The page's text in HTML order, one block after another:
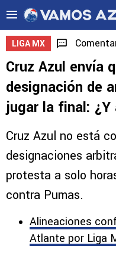
LIGA MX
Cruz Azul envía
designación de
jugar la final: ¿Y
Cruz Azul no está
designaciones
protesta a solo
contra Pumas.
Alineaciones
Atlante por Liga